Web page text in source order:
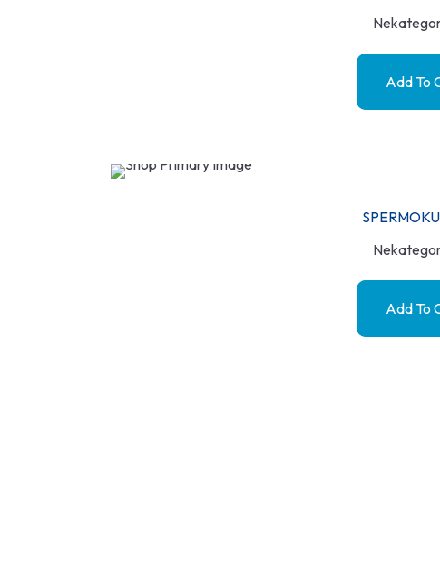
Add To
Add To